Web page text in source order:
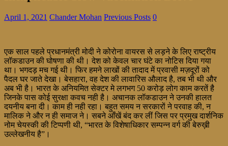
April 1, 2021 Chander Mohan Previous Posts 0
एक साल पहले प्रधानमंत्री मोदी ने कोरोना वायरस से लड़ने के लिए राष्ट्रीय
लॉकडाउन की घोषणा की थी। देश को केवल चार घंटे का नोटिस दिया गया
था। भगदड़ मच गई थी। फिर हमने लाखों की तादाद में प्रवासी मज़दूरों को
पैदल घर जाते देखा। बेसहारा, वह देश की लावारिस औलाद है, तब भी थी और
अब भी है। भारत के अनियमित सेक्टर मे लगभग 50 करोड़ लोग काम करतें है
जिनके पास कोई सुरक्षा कवच नही है। अचानक लॉकडाउन ने उनकी हालत
दयनीय बना दी। काम ही नही रहा। बहुत समय न सरकारों ने परवाह की, न
मालिक ने और न ही समाज ने। सबने आँखें बंद कर लीं जिस पर प्रमुख दार्शनिक
नोम चेयस्की की टिप्पणी थी, “भारत के विशेषाधिकार सम्पन्न वर्ग की बेरुख़ी
उल्लेखनीय है”।